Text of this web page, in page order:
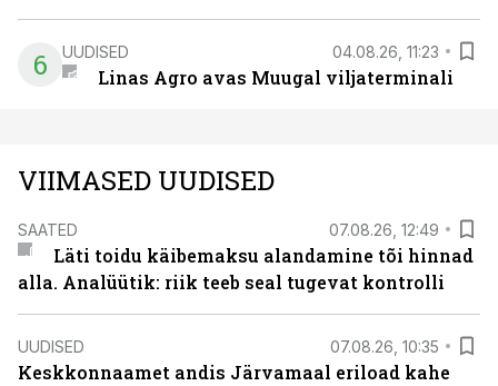
6 UUDISED 04.08.26, 11:23
Linas Agro avas Muugal viljaterminali
VIIMASED UUDISED
SAATED 07.08.26, 12:49
Läti toidu käibemaksu alandamine tõi hinnad
alla. Analüütik: riik teeb seal tugevat kontrolli
UUDISED 07.08.26, 10:35
Keskkonnaamet andis Järvamaal eriload kahe